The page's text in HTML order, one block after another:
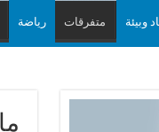
وبيئة متفرقات رياضة